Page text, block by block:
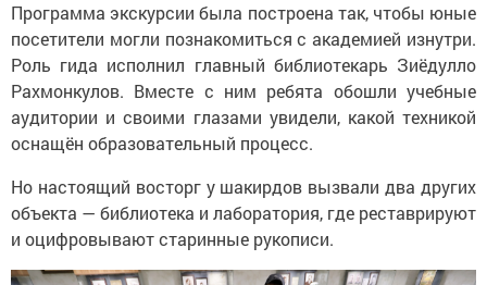
Программа экскурсии была построена так, чтобы юные
посетители могли познакомиться с академией изнутри.
Роль гида исполнил главный библиотекарь Зиёдулло
Рахмонкулов. Вместе с ним ребята обошли учебные
аудитории и своими глазами увидели, какой техникой
оснащён образовательный процесс.
Но настоящий восторг у шакирдов вызвали два других
объекта — библиотека и лаборатория, где реставрируют
и оцифровывают старинные рукописи.